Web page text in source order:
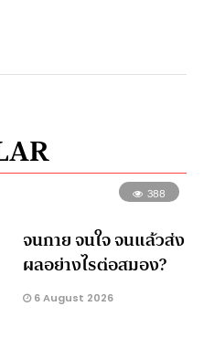
388
จนกาย จนใจ จนแล้วส่ง
ผลอย่างไรต่อสมอง?
6 August 2026